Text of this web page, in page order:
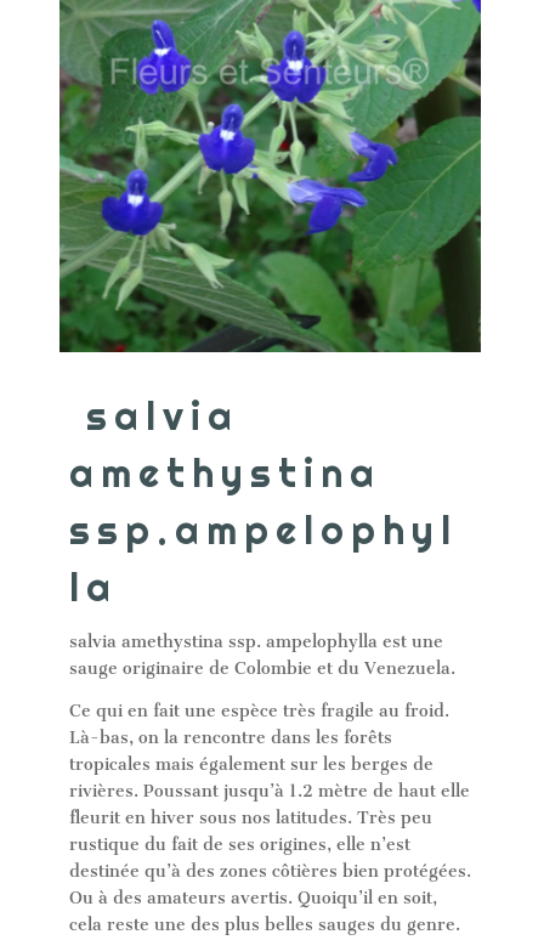
salvia
amethystina
ssp.ampelophyl
la
salvia amethystina ssp. ampelophylla est une
sauge originaire de Colombie et du Venezuela.
Ce qui en fait une espèce très fragile au froid.
Là-bas, on la rencontre dans les forêts
tropicales mais également sur les berges de
rivières. Poussant jusqu’à 1.2 mètre de haut elle
fleurit en hiver sous nos latitudes. Très peu
rustique du fait de ses origines, elle n’est
destinée qu’à des zones côtières bien protégées.
Ou à des amateurs avertis. Quoiqu’il en soit,
cela reste une des plus belles sauges du genre.